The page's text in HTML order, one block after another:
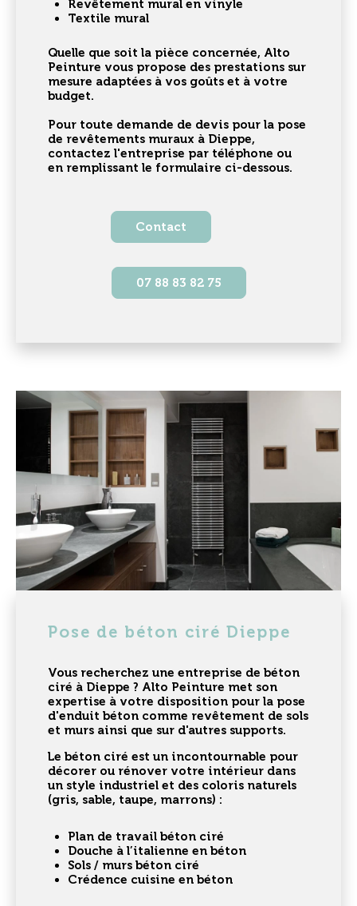
Revêtement mural en vinyle
Textile mural
Quelle que soit la pièce concernée, Alto
Peinture vous propose des prestations sur
mesure adaptées à vos goûts et à votre
budget.
Pour toute demande de devis pour la pose
de revêtements muraux à Dieppe,
contactez l'entreprise par téléphone ou
en remplissant le formulaire ci-dessous.
Contact
07 88 83 82 75
Pose de béton ciré Dieppe
Vous recherchez une entreprise de béton
ciré à Dieppe ? Alto Peinture met son
expertise à votre disposition pour la pose
d'enduit béton comme revêtement de sols
et murs ainsi que sur d'autres supports.
Le béton ciré est un incontournable pour
décorer ou rénover votre intérieur dans
un style industriel et des coloris naturels
(gris, sable, taupe, marrons) :
Plan de travail béton ciré
Douche à l’italienne en béton
Sols / murs béton ciré
Crédence cuisine en béton